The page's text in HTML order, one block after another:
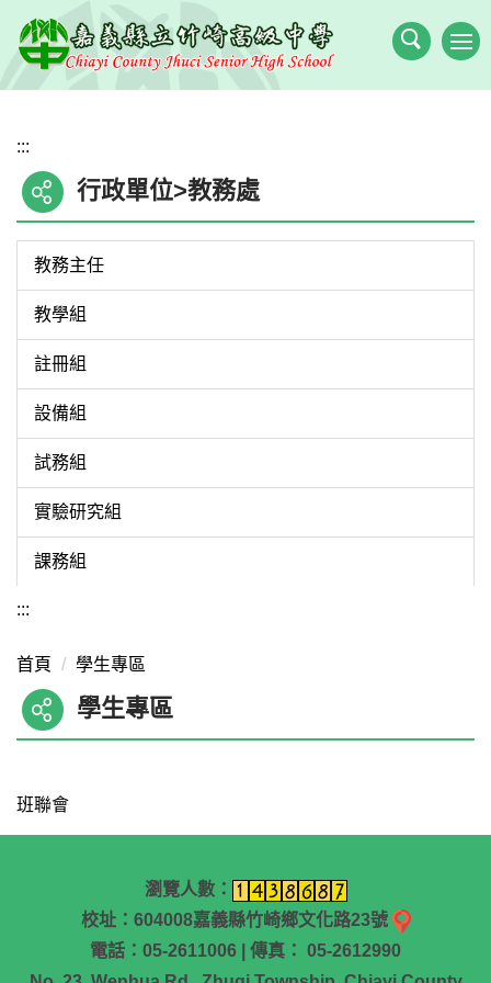
到
主
要
容
區
:::
行政單位>教務處
教務主任
教學組
註冊組
設備組
試務組
實驗研究組
課務組
:::
首頁 學生專區
學生專區
班聯會
瀏覽人數：
校址：604008嘉義縣竹崎鄉文化路23號
電話：05-2611006 | 傳真： 05-2612990